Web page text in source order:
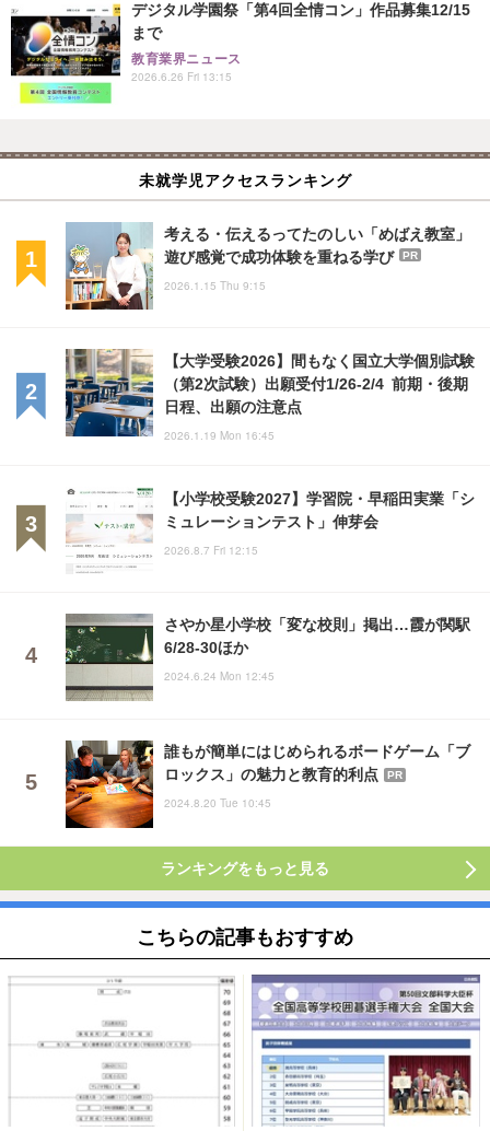
デジタル学園祭「第4回全情コン」作品募集12/15
まで
教育業界ニュース
2026.6.26 Fri 13:15
未就学児アクセスランキング
考える・伝えるってたのしい「めばえ教室」
遊び感覚で成功体験を重ねる学び
PR
2026.1.15 Thu 9:15
【大学受験2026】間もなく国立大学個別試験
（第2次試験）出願受付1/26‐2/4 前期・後期
日程、出願の注意点
2026.1.19 Mon 16:45
【小学校受験2027】学習院・早稲田実業「シ
ミュレーションテスト」伸芽会
2026.8.7 Fri 12:15
さやか星小学校「変な校則」掲出…霞が関駅
6/28-30ほか
2024.6.24 Mon 12:45
誰もが簡単にはじめられるボードゲーム「ブ
ロックス」の魅力と教育的利点
PR
2024.8.20 Tue 10:45
ランキングをもっと見る
こちらの記事もおすすめ